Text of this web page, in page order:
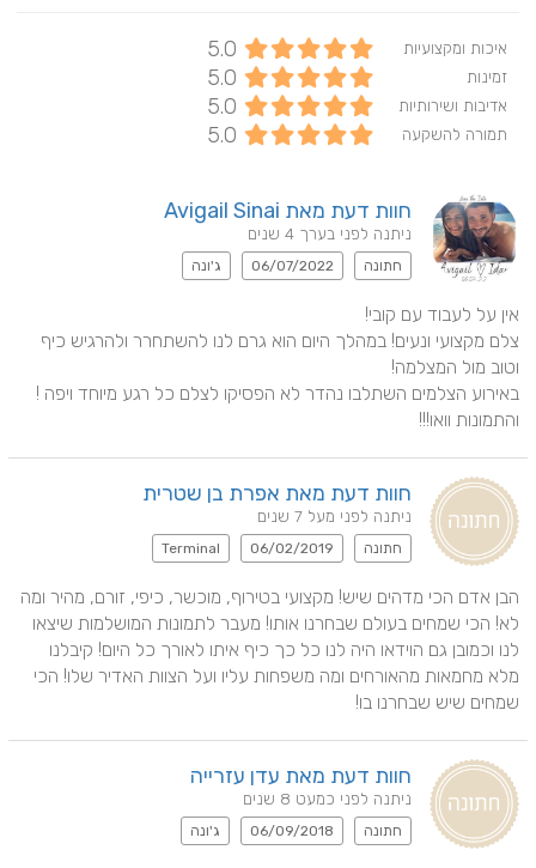
איכות ומקצועיות 5.0
זמינות 5.0
אדיבות ושירותיות 5.0
תמורה להשקעה 5.0
חוות דעת מאת Avigail Sinai
ניתנה לפני בערך 4 שנים
חתונה 06/07/2022 ג'ונה
והתמונות וואו!!!
חוות דעת מאת אפרת בן שטרית
ניתנה לפני מעל 7 שנים
חתונה 06/02/2019
Terminal
שמחים שיש שבחרנו בו!
חוות דעת מאת עדן עזרייה
ניתנה לפני כמעט 8 שנים
חתונה 06/09/2018 ג'ונה